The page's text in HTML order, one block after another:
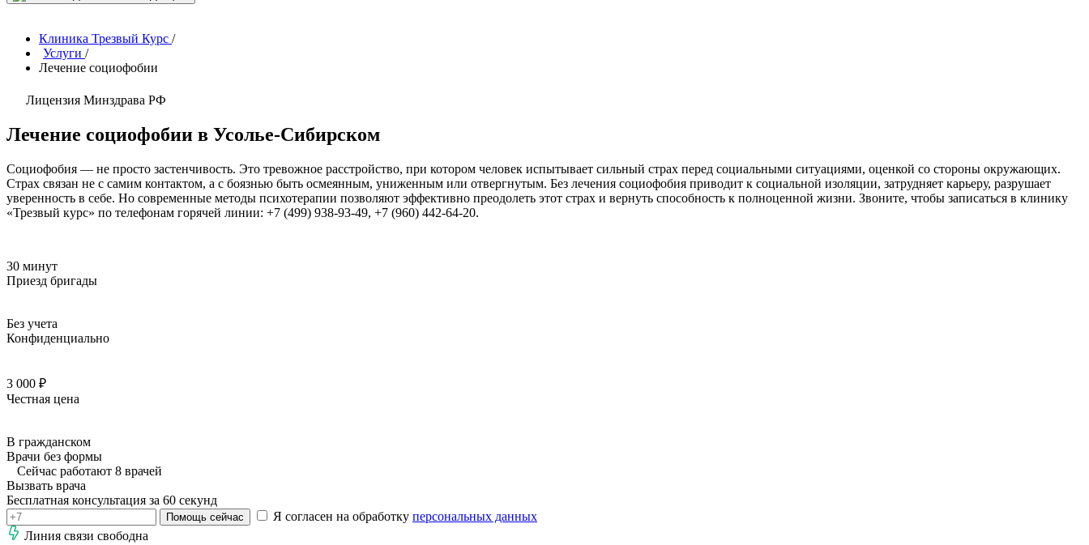
Клиника Трезвый Курс /
Услуги /
Лечение социофобии
Лицензия Минздрава РФ
Лечение социофобии в Усолье-Сибирском
Социофобия — не просто застенчивость. Это тревожное расстройство, при котором человек испытывает сильный страх перед социальными ситуациями, оценкой со стороны окружающих.
Страх связан не с самим контактом, а с боязнью быть осмеянным, униженным или отвергнутым. Без лечения социофобия приводит к социальной изоляции, затрудняет карьеру, разрушает
уверенность в себе. Но современные методы психотерапии позволяют эффективно преодолеть этот страх и вернуть способность к полноценной жизни. Звоните, чтобы записаться в клинику
«Трезвый курс» по телефонам горячей линии: +7 (499) 938-93-49, +7 (960) 442-64-20.
30 минут
Приезд бригады
Без учета
Конфиденциально
3 000 ₽
Честная цена
В гражданском
Врачи без формы
Сейчас работают 8 врачей
Вызвать врача
Бесплатная консультация за 60 секунд
Помощь сейчас Я согласен на обработку персональных данных
Линия связи свободна